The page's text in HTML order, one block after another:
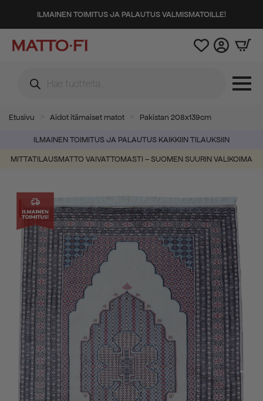
ILMAINEN TOIMITUS JA PALAUTUS VALMISMATOILLE!
search
Etusivu Aidot itämaiset matot Pakistan 208x139cm
ILMAINEN TOIMITUS JA PALAUTUS KAIKKIIN TILAUKSIIN
MITTATILAUSMATTO VAIVATTOMASTI – SUOMEN SUURIN VALIKOIMA
-26%